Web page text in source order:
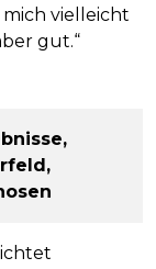
vielleicht
gut.“